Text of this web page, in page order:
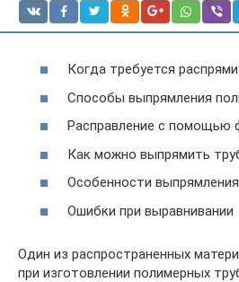
Когда требуется
Способы выпрямления
Расправление с помощью
Как можно выпрямить
Особенности
Ошибки при выравнивании
Один из распространенных
при изготовлении полимерных